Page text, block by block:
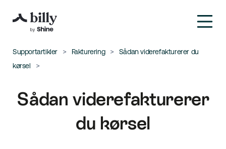
Supportartikler Fakturering
Sådan viderefakturerer du
kørsel
Sådan viderefakturerer
du kørsel